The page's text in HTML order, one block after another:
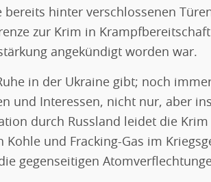
hinter verschlossenen
zur Krim in
angekündigt worden war.
in der Ukraine gibt; noch
und Interessen, nicht nur, aber
durch Russland leidet die
Kohle und Fracking-Gas im
gegenseitigen